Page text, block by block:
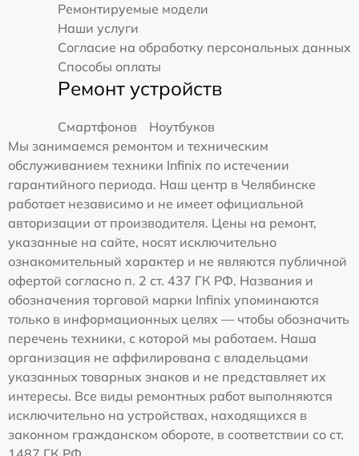
Ремонтируемые модели
Наши услуги
Согласие на обработку персональных данных
Способы оплаты
Ремонт устройств
Смартфонов
Ноутбуков
Мы занимаемся ремонтом и техническим
обслуживанием техники Infinix по истечении
гарантийного периода. Наш центр в Челябинске
работает независимо и не имеет официальной
авторизации от производителя. Цены на ремонт,
указанные на сайте, носят исключительно
ознакомительный характер и не являются публичной
офертой согласно п. 2 ст. 437 ГК РФ. Названия и
обозначения торговой марки Infinix упоминаются
только в информационных целях — чтобы обозначить
перечень техники, с которой мы работаем. Наша
организация не аффилирована с владельцами
указанных товарных знаков и не представляет их
интересы. Все виды ремонтных работ выполняются
исключительно на устройствах, находящихся в
законном гражданском обороте, в соответствии со ст.